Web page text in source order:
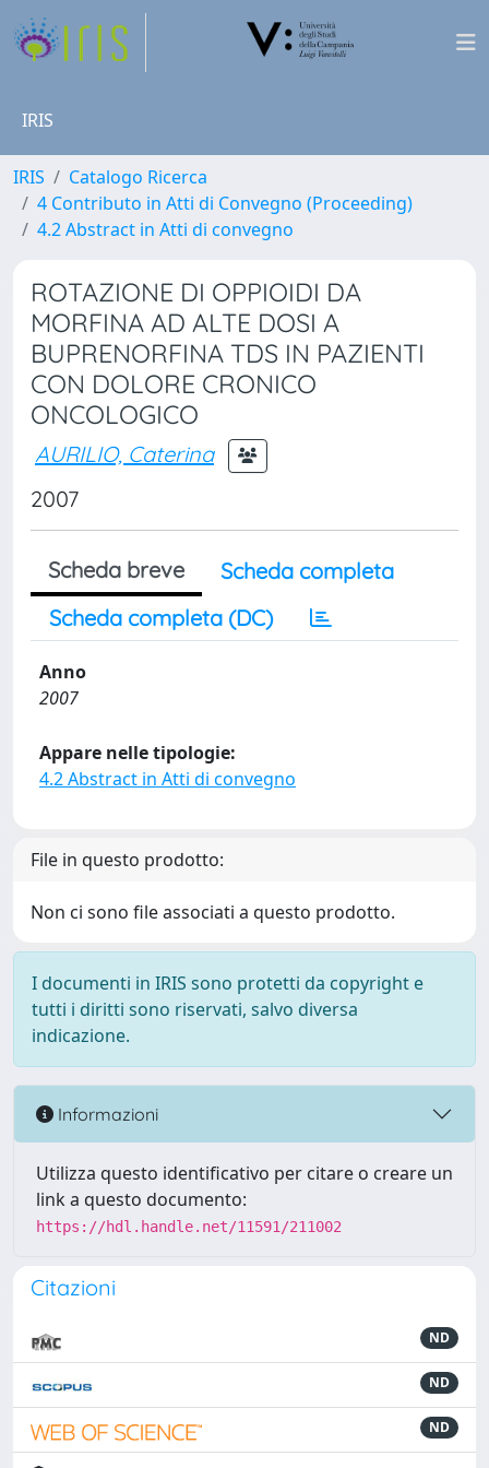
IRIS
IRIS
Catalogo Ricerca
4 Contributo in Atti di Convegno (Proceeding)
4.2 Abstract in Atti di convegno
ROTAZIONE DI OPPIOIDI DA
MORFINA AD ALTE DOSI A
BUPRENORFINA TDS IN PAZIENTI
CON DOLORE CRONICO
ONCOLOGICO
AURILIO, Caterina
2007
Scheda breve
Scheda completa
Scheda completa (DC)
Anno
2007
Appare nelle tipologie:
4.2 Abstract in Atti di convegno
File in questo prodotto:
Non ci sono file associati a questo prodotto.
I documenti in IRIS sono protetti da copyright e
tutti i diritti sono riservati, salvo diversa
indicazione.
Informazioni
Utilizza questo identificativo per citare o creare un
link a questo documento:
https://hdl.handle.net/11591/211002
Citazioni
ND
ND
ND